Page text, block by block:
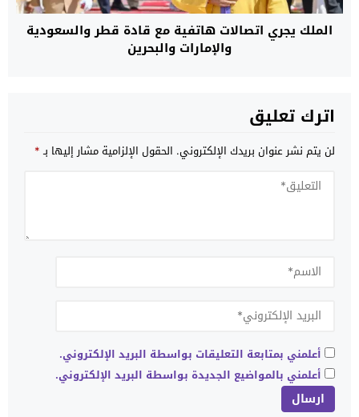
الملك يجري اتصالات هاتفية مع قادة قطر والسعودية
والإمارات والبحرين
اترك تعليق
لن يتم نشر عنوان بريدك الإلكتروني. الحقول الإلزامية مشار إليها بـ*
أعلمني بمتابعة التعليقات بواسطة البريد الإلكتروني.
أعلمني بالمواضيع الجديدة بواسطة البريد الإلكتروني.